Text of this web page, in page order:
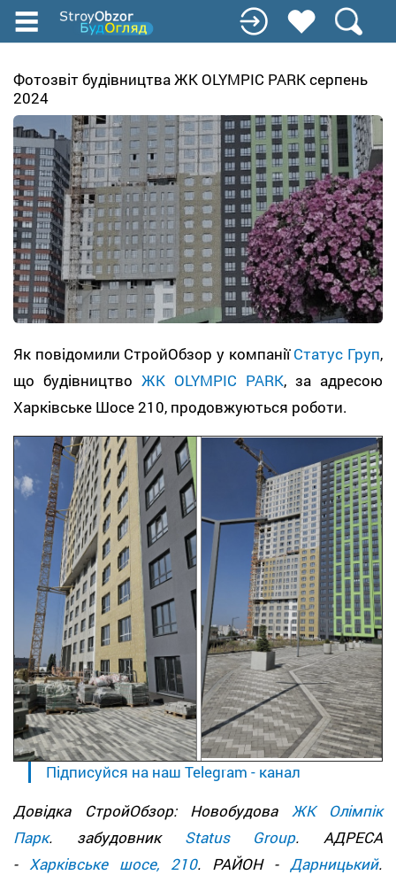
Перейти
содержанию
Фотозвіт будівництва ЖК OLYMPIC PARK серпень
2024
Як повідомили СтройОбзор у компаніїСтатус Груп,
що будівництво ЖК OLYMPIC PARK, за адресою
Харківське Шосе 210, продовжуються роботи.
Підписуйся на наш Telegram - канал
Довідка СтройОбзор: Новобудова ЖК Олімпік
Парк. забудовник Status Group. АДРЕСА
- Харківське шосе, 210. РАЙОН -Дарницький.